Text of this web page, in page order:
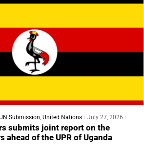
Submission, United Nations
July 27, 2026
submits joint report on the
ahead of the UPR of Uganda